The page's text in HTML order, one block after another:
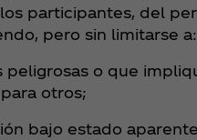
participantes, del
pero sin limitarse a:
peligrosas o que
otros;
bajo estado